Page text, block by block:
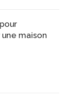
maison